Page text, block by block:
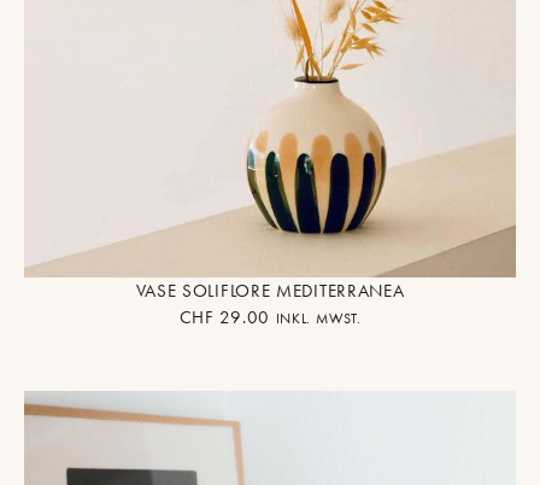
VASE SOLIFLORE MEDITERRANEA
CHF 29.00 INKL. MWST.